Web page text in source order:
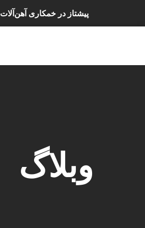
پیشتاز در خمکاری آهن‌آلات
وبلاگ